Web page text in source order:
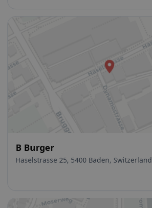
B Burger
Haselstrasse 25, 5400 Baden, Switzerland